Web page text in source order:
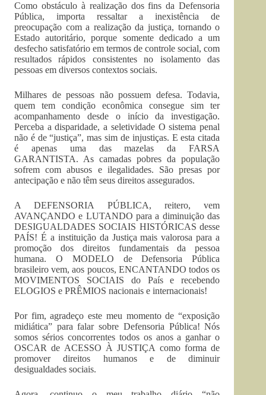
Como obstáculo à realização dos fins da Defensoria
Pública, importa ressaltar a inexistência de
preocupação com a realização da justiça, tornando o
Estado autoritário, porque somente dedicado a um
desfecho satisfatório em termos de controle social, com
resultados rápidos consistentes no isolamento das
pessoas em diversos contextos sociais.
Milhares de pessoas não possuem defesa. Todavia,
quem tem condição econômica consegue sim ter
acompanhamento desde o início da investigação.
Perceba a disparidade, a seletividade O sistema penal
não é de “justiça”, mas sim de injustiças. E esta citada
é apenas uma das mazelas da FARSA
GARANTISTA. As camadas pobres da população
sofrem com abusos e ilegalidades. São presas por
antecipação e não têm seus direitos assegurados.
A DEFENSORIA PÚBLICA, reitero, vem
AVANÇANDO e LUTANDO para a diminuição das
DESIGUALDADES SOCIAIS HISTÓRICAS desse
PAÍS! É a instituição da Justiça mais valorosa para a
promoção dos direitos fundamentais da pessoa
humana. O MODELO de Defensoria Pública
brasileiro vem, aos poucos, ENCANTANDO todos os
MOVIMENTOS SOCIAIS do País e recebendo
ELOGIOS e PRÊMIOS nacionais e internacionais!
Por fim, agradeço este meu momento de “exposição
midiática” para falar sobre Defensoria Pública! Nós
somos sérios concorrentes todos os anos a ganhar o
OSCAR de ACESSO À JUSTIÇA como forma de
promover direitos humanos e de diminuir
desigualdades sociais.